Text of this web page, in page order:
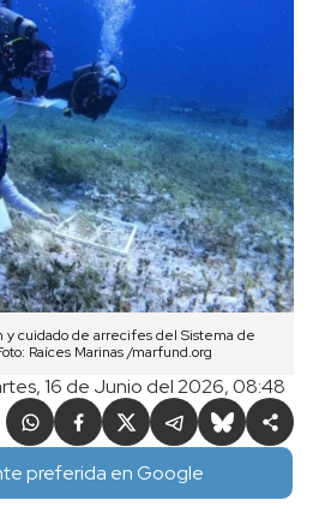
y cuidado de arrecifes del Sistema de
Raíces Marinas /marfund.org
16 de Junio del 2026, 08:48
preferida en Google